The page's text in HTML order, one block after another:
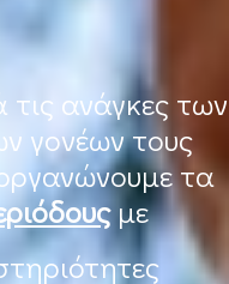
ανάγκες των
γονέων τους
τα
με